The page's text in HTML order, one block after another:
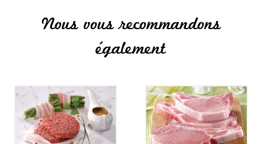
Nous vous recommandons
également